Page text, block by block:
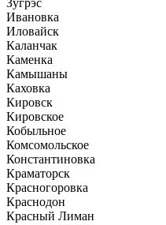
Зугрэс
Ивановка
Иловайск
Каланчак
Каменка
Камышаны
Каховка
Кировск
Кировское
Кобыльное
Комсомольское
Константиновка
Краматорск
Красногоровка
Краснодон
Красный Лиман